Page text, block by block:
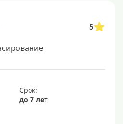
5
Срок:
до 7 лет